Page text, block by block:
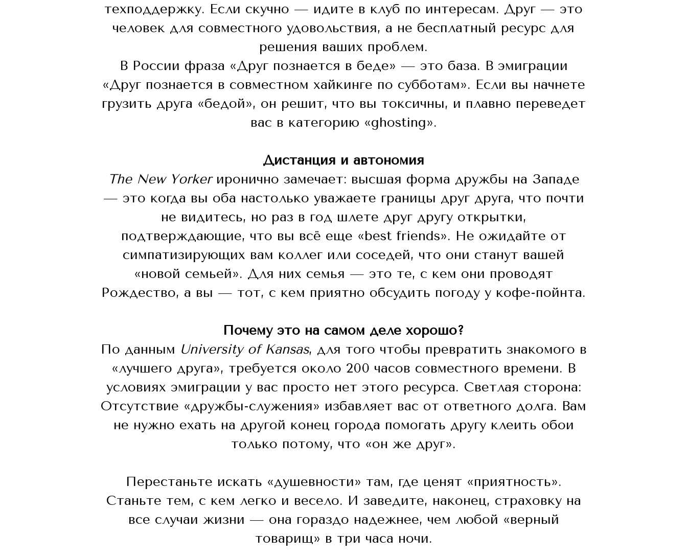
техподдержку. Если скучно — идите в клуб по интересам. Друг — это
человек для совместного удовольствия, а не бесплатный ресурс для
решения ваших проблем.
В России фраза «Друг познается в беде» — это база. В эмиграции
«Друг познается в совместном хайкинге по субботам». Если вы начнете
грузить друга «бедой», он решит, что вы токсичны, и плавно переведет
вас в категорию «ghosting».
Дистанция и автономия
The New Yorker иронично замечает: высшая форма дружбы на Западе
— это когда вы оба настолько уважаете границы друг друга, что почти
не видитесь, но раз в год шлете друг другу открытки,
подтверждающие, что вы всё еще «best friends». Не ожидайте от
симпатизирующих вам коллег или соседей, что они станут вашей
«новой семьей». Для них семья — это те, с кем они проводят
Рождество, а вы — тот, с кем приятно обсудить погоду у кофе-пойнта.
Почему это на самом деле хорошо?
По данным University of Kansas, для того чтобы превратить знакомого в
«лучшего друга», требуется около 200 часов совместного времени. В
условиях эмиграции у вас просто нет этого ресурса. Светлая сторона:
Отсутствие «дружбы-служения» избавляет вас от ответного долга. Вам
не нужно ехать на другой конец города помогать другу клеить обои
только потому, что «он же друг».
Перестаньте искать «душевности» там, где ценят «приятность».
Станьте тем, с кем легко и весело. И заведите, наконец, страховку на
все случаи жизни — она гораздо надежнее, чем любой «верный
товарищ» в три часа ночи.